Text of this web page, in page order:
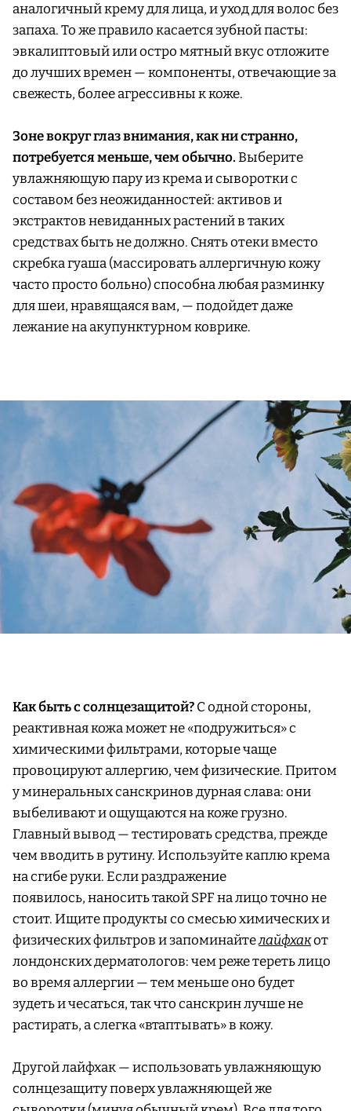
аналогичный крему для лица, и уход для волос без
запаха. То же правило касается зубной пасты:
эвкалиптовый или остро мятный вкус отложите
до лучших времен — компоненты, отвечающие за
свежесть, более агрессивны к коже.
Зоне вокруг глаз внимания, как ни странно,
потребуется меньше, чем обычно.Выберите
увлажняющую пару из крема и сыворотки с
составом без неожиданностей: активов и
экстрактов невиданных растений в таких
средствах быть не должно. Снять отеки вместо
скребка гуаша (массировать аллергичную кожу
часто просто больно) способна любая разминку
для шеи, нравящаяся вам, — подойдет даже
лежание на акупунктурном коврике.
Как быть с солнцезащитой?С одной стороны,
реактивная кожа может не «подружиться» с
химическими фильтрами, которые чаще
провоцируют аллергию, чем физические. Притом
у минеральных санскринов дурная слава: они
выбеливают и ощущаются на коже грузно.
Главный вывод — тестировать средства, прежде
чем вводить в рутину. Используйте каплю крема
на сгибе руки. Если раздражение
появилось, наносить такой SPF на лицо точно не
стоит. Ищите продукты со смесью химических и
физических фильтров и запоминайтелайфхакот
лондонских дерматологов: чем реже тереть лицо
во время аллергии — тем меньше оно будет
зудеть и чесаться, так что санскрин лучше не
растирать, а слегка «втаптывать» в кожу.
Другой лайфхак — использовать увлажняющую
солнцезащиту поверх увлажняющей же